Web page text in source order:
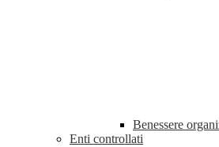
Benessere
Enti controllati